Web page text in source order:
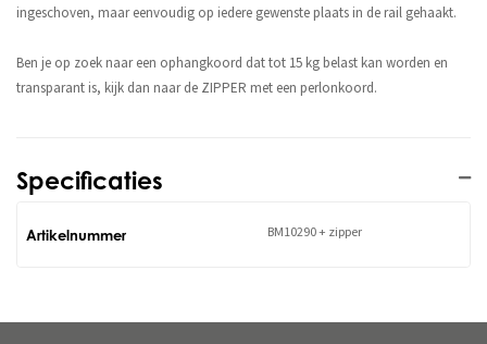
ingeschoven, maar eenvoudig op iedere gewenste plaats in de rail gehaakt.
Ben je op zoek naar een ophangkoord dat tot 15 kg belast kan worden en
transparant is, kijk dan naar de ZIPPER met een perlonkoord.
Specificaties
Artikelnummer BM10290 + zipper